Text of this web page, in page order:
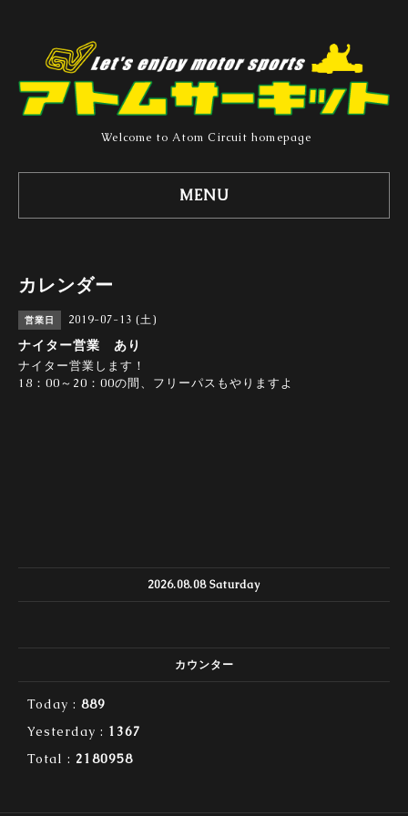
Welcome to Atom Circuit homepage
MENU
カレンダー
営業日 2019-07-13 (土)
ナイター営業 あり
ナイター営業します！
18：00～20：00の間、フリーパスもやりますよ
2026.08.08 Saturday
カウンター
Today : 889
Yesterday : 1367
Total : 2180958